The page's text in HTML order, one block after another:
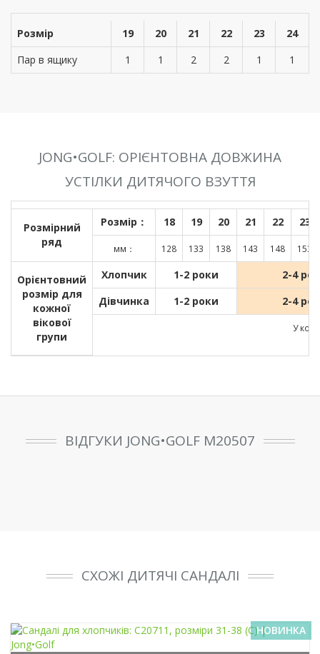
Розмір 19 20 21 22 23
24
Пар в ящику
1 1 2 2 1 1
JONG•GOLF: ОРІЄНТОВНА ДОВЖИНА
УСТІЛКИ ДИТЯЧОГО ВЗУТТЯ
Розмірний
ряд
Розмір： 18 19 20 21 22 23
мм： 128 133 138 143 148 153
Орієнтовний
розмір для
кожної
вікової
групи
Хлопчик 1-2 роки
2-4
Дівчинка
1-2 роки 2-4
У
ВІДГУКИ JONG•GOLF M20507
СХОЖІ ДИТЯЧІ САНДАЛІ
НОВИНКА